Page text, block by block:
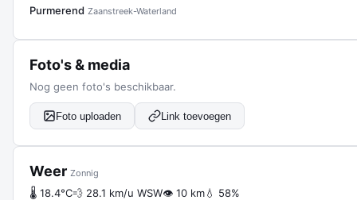
Purmerend Zaanstreek-Waterland
Foto's & media
Nog geen foto's beschikbaar.
Foto uploaden Link toevoegen
Weer Zonnig
🌡 18.4°C💨 28.1 km/u WSW👁 10 km💧 58%